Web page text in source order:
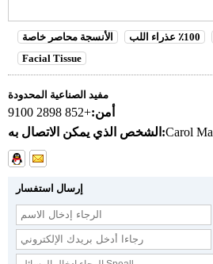
100٪ عذراء اللب
الأنسجة محاصر خاصة
Facial Tissue
مفيد الصناعية المحدودة
أمن:+852 2898 9100
الشخص الذي يمكن الاتصال به:Carol Ma
إرسال استفسار